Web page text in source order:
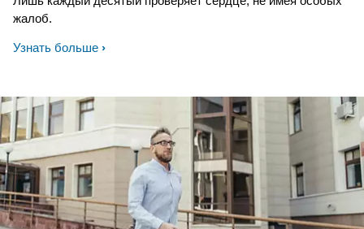
жалоб.
Узнать больше